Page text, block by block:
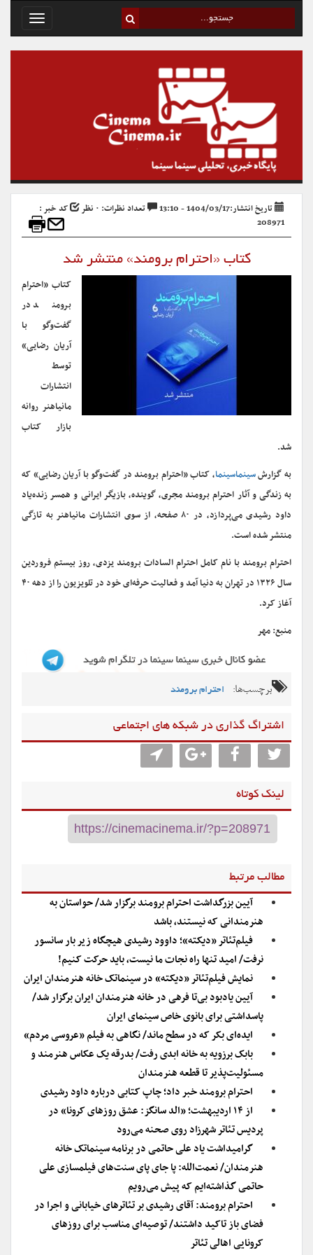
Toggle
تاریخ انتشار:1404/03/17 - 13:10 تعداد نظرات: ۰ نظر
کد خبر :
208971
کتاب «احترام برومند» منتشر شد
کتاب «احترام
برومند در
گفت‌وگو با
آریان رضایی»
توسط
انتشارات
مانیاهنر روانه‌
بازار کتاب
شد.
به گزارشسینماسینما، کتاب «احترام‌ برومند در گفت‌وگو با آریان رضایی» که
به زندگی‌ و آثار احترام برومند مجری، گوینده‌، بازیگر ایرانی و همسر زنده‌یاد
داود رشیدی می‌پردازد، در ۸۰ صفحه، از سوی انتشارات مانیاهنر به تازگی
منتشر شده است.
احترام برومند با نام کامل احترام السادات‌ برومند یزدی، روز بیستم فروردین
سال ۱۳۲۶ در تهران به دنیا آمد و فعالیت حرفه‌ای خود در تلویزیون را از دهه‌ ۴۰
آغاز کرد.
منبع: مهر
برچسب‌ها: احترام برومند
اشتراگ گذاری در شبکه های اجتماعی
لینک کوتاه
مطالب مرتبط
آیین بزرگداشت احترام برومند برگزار شد/ حواستان به
هنرمندانی که نیستند، باشد
فیلم‌تئاتر «دیکته»؛ داوود رشیدی هیچگاه زیر بار سانسور
نرفت/ امید تنها راه نجات ما نیست، باید حرکت کنیم!
نمایش فیلم‌تئاتر «دیکته» در سینماتک خانه هنرمندان ایران
آیین یادبود بی‌تا فرهی در خانه هنرمندان ایران برگزار شد/
پاسداشتی برای بانوی خاص سینمای ایران
ایده‌ای بکر که در سطح ماند/ نگاهی به فیلم «عروسی مردم»
بابک برزویه به خانه ابدی رفت/ بدرقه یک عکاس هنرمند و
مسئولیت‌پذیر تا قطعه هنرمندان
احترام برومند خبر داد؛ چاپ کتابی درباره داود رشیدی
از ۱۴ اردیبهشت؛ «الد سانگز: عشق روزهای کرونا» در
پردیس تئاتر شهرزاد روی صحنه می‌رود
گرامیداشت یاد علی حاتمی در برنامه سینماتک خانه
هنرمندان/ نعمت‌الله: پا جای پای سنت‌های فیلمسازی علی
حاتمی گذاشته‌ایم که پیش می‌رویم
احترام برومند: آقای رشیدی بر تئاترهای خیابانی و اجرا در
فضای باز تاکید داشتند/ توصیه‌ای مناسب برای روزهای
کرونایی اهالی تئاتر